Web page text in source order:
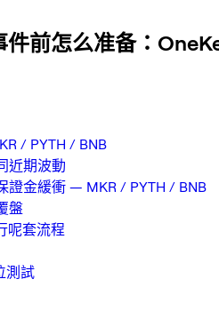
件前怎么准备：
/ PYTH / BNB
近期波動
證金緩衝 — MKR / PYTH / BNB
盤
呢套流程
測試